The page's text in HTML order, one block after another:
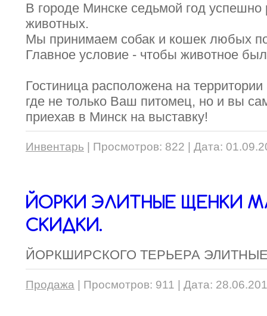
В городе Минске седьмой год успешно
животных.
Мы принимаем собак и кошек любых
Главное условие - чтобы животное
Гостиница расположена на
где не только Ваш питомец, но и вы
приехав в Минск на выставку!
Инвентарь Просмотров: 822 Дата:
ЙОРКИ ЭЛИТНЫЕ ЩЕНКИ
СКИДКИ.
ЙОРКШИРСКОГО ТЕРЬЕРА
Продажа Просмотров: 911 Дата: